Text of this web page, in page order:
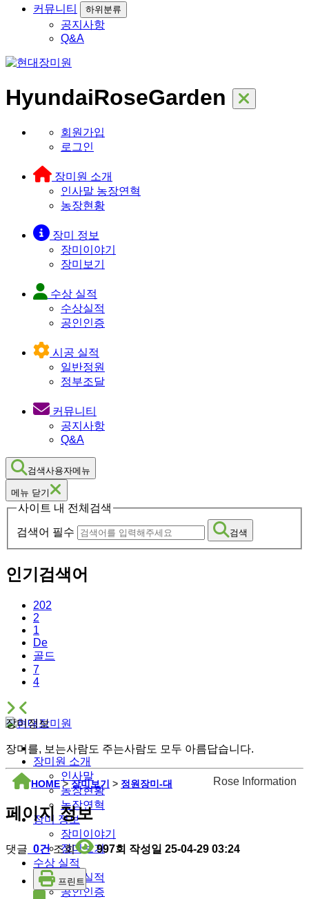
커뮤니티
하위분류
공지사항
Q&A
HyundaiRoseGarden
회원가입
로그인
장미원 소개
인사말 농장연혁
농장현황
장미 정보
장미이야기
장미보기
수상 실적
수상실적
공인인증
시공 실적
일반정원
정부조달
커뮤니티
공지사항
Q&A
검색사용자메뉴
메뉴 닫기
사이트 내 전체검색
검색어 필수 검색
인기검색어
202
2
1
De
골드
7
4
장미원 소개
인사말
농장현황
농장연혁
장미 정보
장미이야기
장미보기
수상 실적
수상실적
공인인증
장미정보
장미를, 보는사람도 주는사람도 모두 아름답습니다.
HOME>장미보기 > 정원장미-대 Rose Information
페이지 정보
댓글 0건 조회 997회 작성일 25-04-29 03:24
프린트